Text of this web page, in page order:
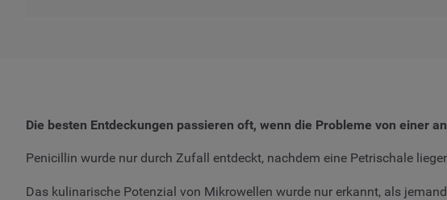
Die besten Entdeckungen passieren oft, wenn die Probleme von einer
Penicillin wurde nur durch Zufall entdeckt, nachdem eine Petrischale
Das kulinarische Potenzial von Mikrowellen wurde nur erkannt, als